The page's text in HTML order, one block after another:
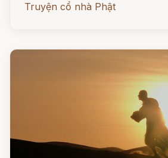
Truyện cổ nhà Phật